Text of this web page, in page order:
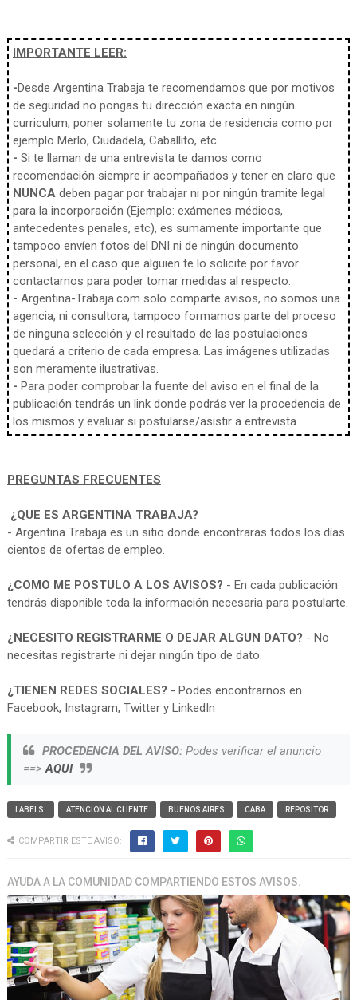
IMPORTANTE LEER:
-Desde Argentina Trabaja te recomendamos que por motivos
de seguridad no pongas tu dirección exacta en ningún
curriculum, poner solamente tu zona de residencia como por
ejemplo Merlo, Ciudadela, Caballito, etc.
- Si te llaman de una entrevista te damos como
recomendación siempre ir acompañados y tener en claro que
NUNCAdeben pagar por trabajar ni por ningún tramite legal
para la incorporación (Ejemplo: exámenes médicos,
antecedentes penales, etc), es sumamente importante que
tampoco envíen fotos del DNI ni de ningún documento
personal, en el caso que alguien te lo solicite por favor
contactarnos para poder tomar medidas al respecto.
- Argentina-Trabaja.com solo comparte avisos, no somos una
agencia, ni consultora, tampoco formamos parte del proceso
de ninguna selección y el resultado de las postulaciones
quedará a criterio de cada empresa. Las imágenes utilizadas
son meramente ilustrativas.
- Para poder comprobar la fuente del aviso en el final de la
publicación tendrás un link donde podrás ver la procedencia de
los mismos y evaluar si postularse/asistir a entrevista.
PREGUNTAS FRECUENTES
¿QUE ES ARGENTINA TRABAJA?
- Argentina Trabaja es un sitio donde encontraras todos los días
cientos de ofertas de empleo.
¿COMO ME POSTULO A LOS AVISOS? - En cada publicación
tendrás disponible toda la información necesaria para postularte.
¿NECESITO REGISTRARME O DEJAR ALGUN DATO? - No
necesitas registrarte ni dejar ningún tipo de dato.
¿TIENEN REDES SOCIALES? - Podes encontrarnos en
Facebook, Instagram, Twitter y LinkedIn
PROCEDENCIA DEL AVISO:Podes verificar el anuncio
==>AQUI
LABELS: ATENCION AL CLIENTE BUENOS AIRES CABA REPOSITOR
COMPARTIR ESTE AVISO:
AYUDA A LA COMUNIDAD COMPARTIENDO ESTOS AVISOS.